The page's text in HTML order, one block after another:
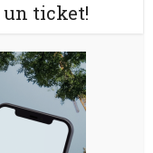
un ticket!